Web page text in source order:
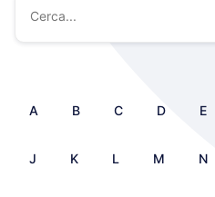
A B C D E
J K L M N